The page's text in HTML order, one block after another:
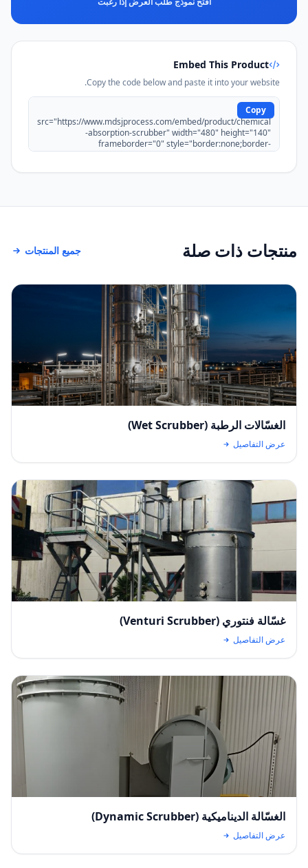
Embed This Product
Copy the code below and paste it into your website.
Copy
منتجات ذات صلة جميع المنتجات
الغسّالات الرطبة (Wet Scrubber)
عرض التفاصيل
غسّالة فنتوري (Venturi Scrubber)
عرض التفاصيل
الغسّالة الديناميكية (Dynamic Scrubber)
عرض التفاصيل